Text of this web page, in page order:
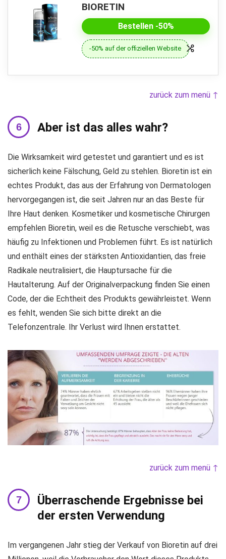
BIORETIN
Bestellen -50%
-50% auf der offiziellen Website
zurück zum menü ↑
Aber ist das alles wahr?
Die Wirksamkeit wird getestet und garantiert und es ist
sicherlich keine Fälschung, Geld zu stehlen. Bioretin ist ein
echtes Produkt, das aus der Erfahrung von Dermatologen
hervorgegangen ist, die seit Jahren nur an das Beste für
Ihre Haut denken. Kosmetiker und kosmetische Chirurgen
empfehlen Bioretin, weil es die Retusche verschiebt, was
häufig zu Infektionen und Problemen führt. Es ist natürlich
und enthält eines der stärksten Antioxidantien, das freie
Radikale neutralisiert, die Hauptursache für die
Hautalterung. Auf der Originalverpackung finden Sie einen
Code, der die Echtheit des Produkts gewährleistet. Wenn
es fehlt, wenden Sie sich bitte direkt an die
Telefonzentrale. Ihr Verlust wird Ihnen erstattet.
zurück zum menü ↑
Überraschende Ergebnisse bei
der ersten Verwendung
Im vergangenen Jahr stieg der Verkauf von Bioretin auf drei